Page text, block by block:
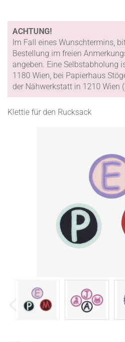
ACHTUNG!
Im Fall eines Wunschtermins,
Bestellung im freien
angeben. Eine Selbstabholung
1180 Wien, bei Papierhaus
der Nähwerkstatt in 1210 Wien
Klettie für den Rucksack